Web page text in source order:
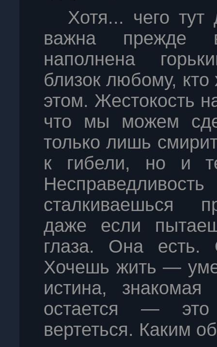
Хотя... чего
важна прежде
наполнена
близок любому,
этом. Жестокость
что мы можем
только лишь
к гибели, но и
сталкиваешься
даже если
глаза. Она есть.
Хочешь жить —
истина,
остается —
вертеться. Каким